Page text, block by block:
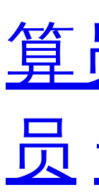
算
员